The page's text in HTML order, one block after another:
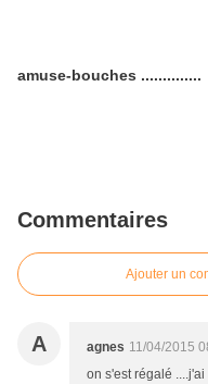
amuse-bouches ..............
Commentaires
Ajouter un
A agnes 11/04/2015
on s'est régalé